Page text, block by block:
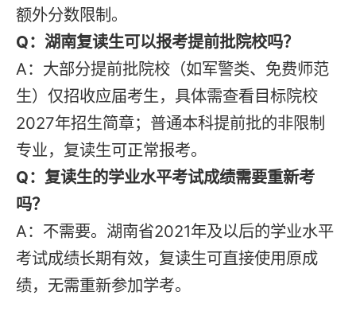
额外分数限制。
Q：湖南复读生可以报考提前批院校吗？
A：大部分提前批院校（如军警类、免费师范
生）仅招收应届考生，具体需查看目标院校
2027年招生简章；普通本科提前批的非限制
专业，复读生可正常报考。
Q：复读生的学业水平考试成绩需要重新考
吗？
A：不需要。湖南省2021年及以后的学业水平
考试成绩长期有效，复读生可直接使用原成
绩，无需重新参加学考。